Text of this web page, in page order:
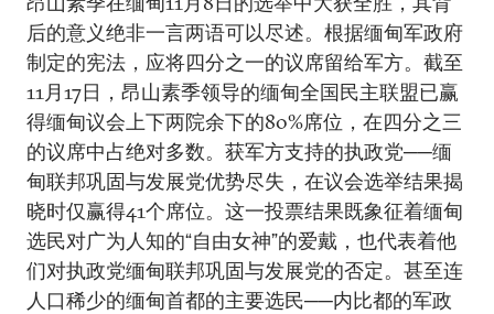
后的意义绝非一言两语可以尽述。根据缅甸军政府
制定的宪法，应将四分之一的议席留给军方。截至
11月17日，昂山素季领导的缅甸全国民主联盟已赢
得缅甸议会上下两院余下的80%席位，在四分之三
的议席中占绝对多数。获军方支持的执政党──缅
甸联邦巩固与发展党优势尽失，在议会选举结果揭
晓时仅赢得41个席位。这一投票结果既象征着缅甸
选民对广为人知的“自由女神”的爱戴，也代表着他
们对执政党缅甸联邦巩固与发展党的否定。甚至连
人口稀少的缅甸首都的主要选民──内比都的军政